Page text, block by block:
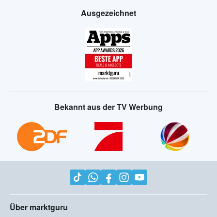
Ausgezeichnet
Bekannt aus der TV Werbung
Über marktguru